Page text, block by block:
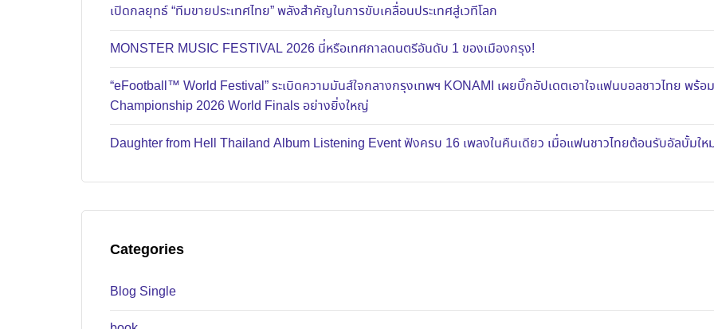
เปิดกลยุทธ์ “ทีมขายประเทศไทย” พลังสำคัญในการขับเคลื่อนประเทศสู่เวทีโลก
MONSTER MUSIC FESTIVAL 2026 นี่หรือเทศกาลดนตรีอันดับ 1 ของเมืองกรุง!
“eFootball™ World Festival” ระเบิดความมันส์ใจกลางกรุงเทพฯ KONAMI เผยบิ๊กอัปเดตเอาใจแฟนบอลชาวไทย พ
Championship 2026 World Finals อย่างยิ่งใหญ่
Daughter from Hell Thailand Album Listening Event ฟังครบ 16 เพลงในคืนเดียว เมื่อแฟนชาวไทยต้อนรับอัลบั้มใ
Categories
Blog Single